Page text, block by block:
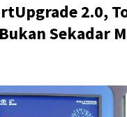
2.0,
Sekadar